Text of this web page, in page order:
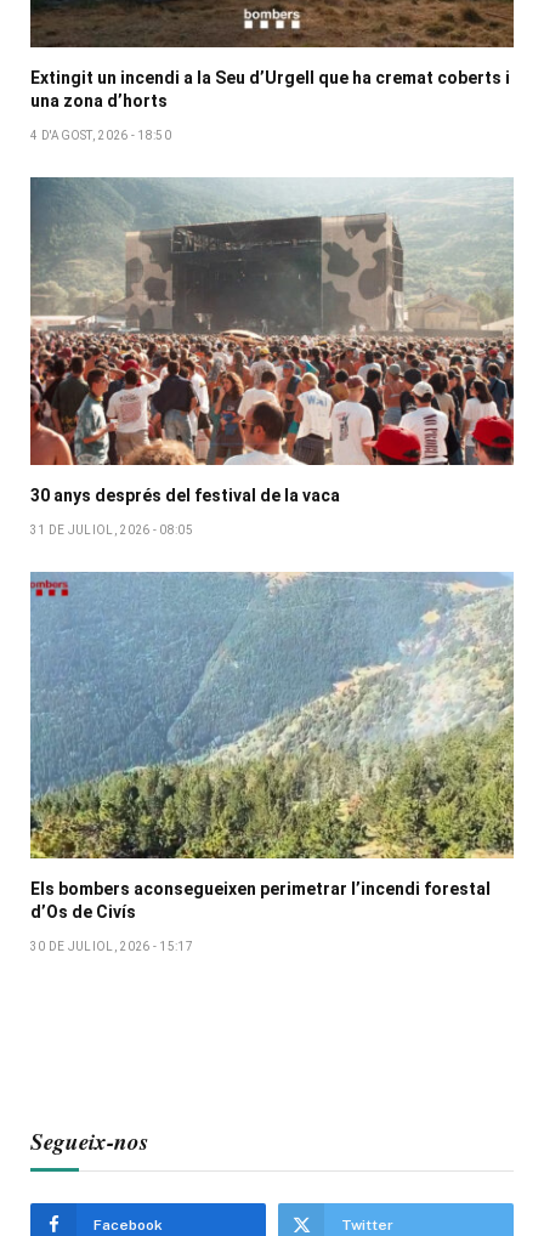
Extingit un incendi a la Seu d’Urgell que ha cremat coberts i
una zona d’horts
4 D'AGOST, 2026 - 18:50
30 anys després del festival de la vaca
31 DE JULIOL, 2026 - 08:05
Els bombers aconsegueixen perimetrar l’incendi forestal
d’Os de Civís
30 DE JULIOL, 2026 - 15:17
Segueix-nos
Facebook Twitter